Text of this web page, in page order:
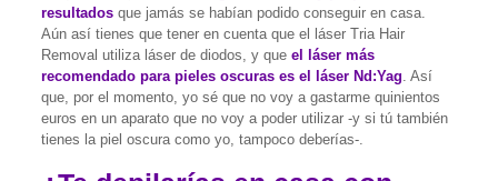
resultadosque jamás se habían podido conseguir en casa.
Aún así tienes que tener en cuenta que el láser Tria Hair
Removal utiliza láser de diodos, y que el láser más
recomendado para pieles oscuras es el láser Nd:Yag . Así
que, por el momento, yo sé que no voy a gastarme quinientos
euros en un aparato que no voy a poder utilizar -y si tú también
tienes la piel oscura como yo, tampoco deberías-.